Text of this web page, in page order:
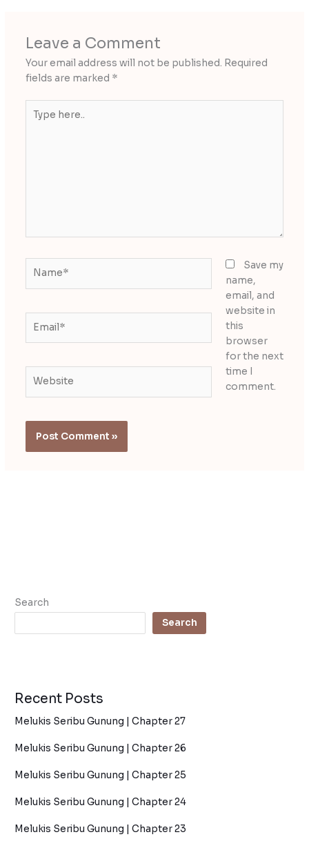
Leave a Comment
Your email address will not be published. Required
fields are marked *
here..
Save my
name,
email, and
website in
this
browser
for the next
time I
comment.
Search
Search
Recent Posts
Melukis Seribu Gunung | Chapter 27
Melukis Seribu Gunung | Chapter 26
Melukis Seribu Gunung | Chapter 25
Melukis Seribu Gunung | Chapter 24
Melukis Seribu Gunung | Chapter 23